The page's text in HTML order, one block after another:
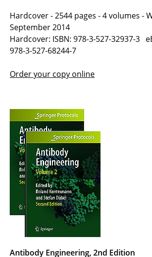
Hardcover - 2544 pages - 4 volumes -
September 2014
Hardcover: ISBN: 978-3-527-32937-3
978-3-527-68244-7
Order your copy online
Antibody Engineering, 2nd Edition